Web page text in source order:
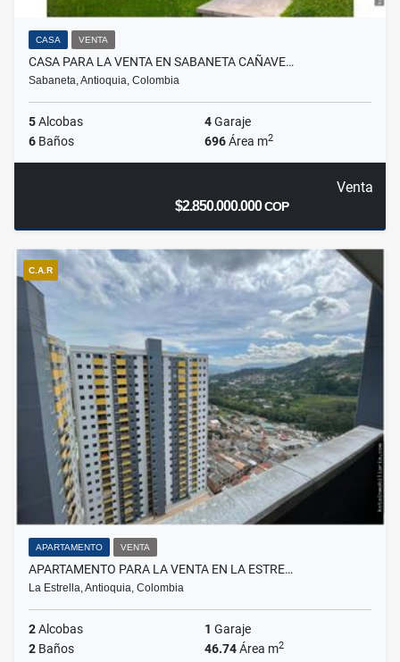
CASA VENTA
CASA PARA LA VENTA EN SABANETA CAÑAVE…
Sabaneta, Antioquia, Colombia
5Alcobas 4Garaje
6 Baños 696Área m2
Venta
$2.850.000.000COP
C.A.R
APARTAMENTO VENTA
APARTAMENTO PARA LA VENTA EN LA ESTRE…
La Estrella, Antioquia, Colombia
2Alcobas 1 Garaje
2 Baños 46.74Área m2